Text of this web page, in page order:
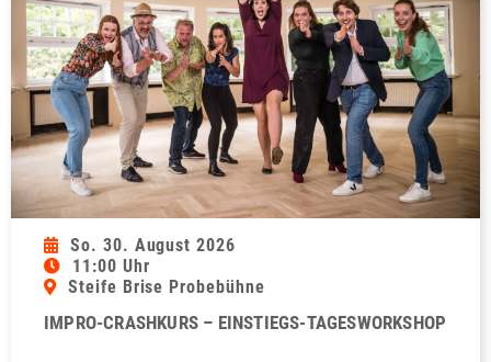
So. 30. August 2026
11:00 Uhr
Steife Brise Probebühne
IMPRO-CRASHKURS – EINSTIEGS-TAGESWORKSHOP